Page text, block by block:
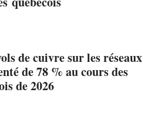
de cuivre sur les réseaux
de 78 % au cours des
de 2026